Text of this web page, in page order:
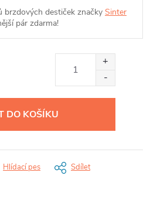
brzdových destiček značky Sinter
pár zdarma!
DO KOŠÍKU
Hlídací pes Sdílet